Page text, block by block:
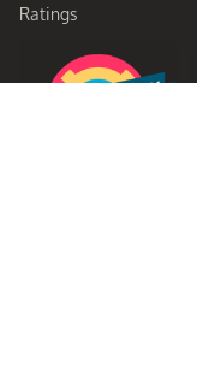
Ratings